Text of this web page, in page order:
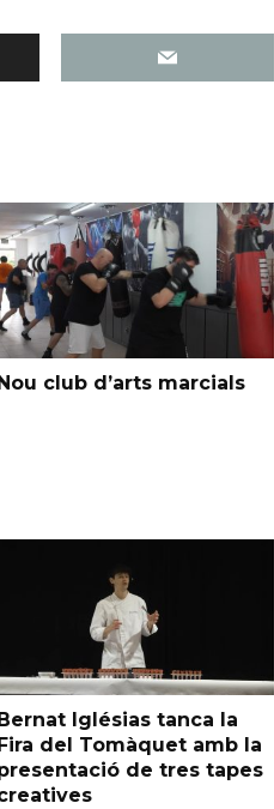
club d’arts marcials
Bernat Iglésias tanca la
Fira del Tomàquet amb la
de tres tapes